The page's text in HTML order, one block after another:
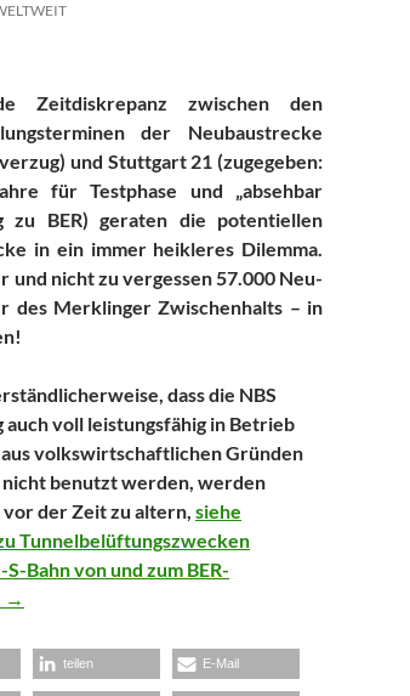
Zeitdiskrepanz zwischen den
der Neubaustrecke
und Stuttgart 21 (zugegeben:
für Testphase und „absehbar
zu BER) geraten die potentiellen
in ein immer heikleres Dilemma.
und nicht zu vergessen 57.000 Neu-
des Merklinger Zwischenhalts – in
dass die NBS
voll leistungsfähig in Betrieb
volkswirtschaftlichen Gründen
benutzt werden, werden
der Zeit zu altern, siehe
Tunnelbelüftungszwecken
Bahn von und zum BER-
Die „Neubaustrecke Wendlingen-Ulm“
→
teilen E-Mail